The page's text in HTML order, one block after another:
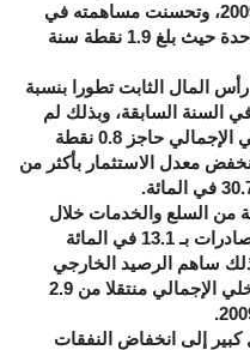
سنة 2008 إلى 11.2 في المائة سنة 2009، وتحسنت مساهمته في
نمو الناتج الداخلي الإجمالي بنقطة واحدة حيث بلغ 1.9 نقطة سنة
المال الثابت تطورا بنسبة
11.5 في المائة في السنة السابقة، وبذلك لم
تتعدى مساهمته في نمو الناتج الداخلي الإجمالي حاجز 0.8 نقطة
2008، في حين انخفض معدل الاستثمار بأكثر من
من السلع والخدمات خلال
السنة ذاتها بشكل قوي، إذ تراجعت الصادرات بـ 13.1 في المائة
6 في المائة، وبذلك ساهم الرصيد الخارجي
سلبيا في النمو الاقتصادي للناتج الداخلي الإجمالي منتقلا من 2.9
إلى انخفاض النفقات